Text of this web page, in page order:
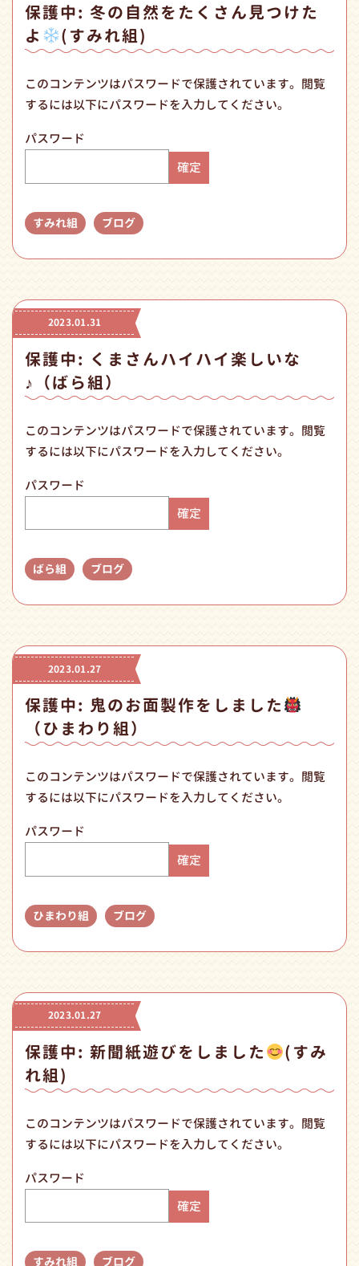
保護中: 冬の自然をたくさん見つけた
よ
(すみれ組)
このコンテンツはパスワードで保護されています。閲覧
するには以下にパスワードを入力してください。
パスワード
すみれ組 ブログ
2023.01.31
保護中: くまさんハイハイ楽しいな
♪（ばら組）
このコンテンツはパスワードで保護されています。閲覧
するには以下にパスワードを入力してください。
パスワード
ばら組 ブログ
2023.01.27
保護中: 鬼のお面製作をしました
（ひまわり組）
このコンテンツはパスワードで保護されています。閲覧
するには以下にパスワードを入力してください。
パスワード
ひまわり組 ブログ
2023.01.27
保護中: 新聞紙遊びをしました
(すみ
れ組)
このコンテンツはパスワードで保護されています。閲覧
するには以下にパスワードを入力してください。
パスワード
すみれ組 ブログ